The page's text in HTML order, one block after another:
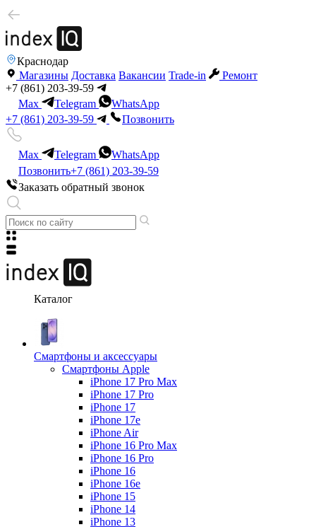
Краснодар
Магазины Доставка Вакансии Trade-in
Ремонт
+7 (861) 203-39-59
Max
Telegram
WhatsApp
+7 (861) 203-39-59
Позвонить
Max Telegram
WhatsApp
Позвонить+7 (861) 203-39-59
Заказать обратный звонок
Каталог
Смартфоны и аксессуары
Смартфоны Apple
iPhone 17 Pro Max
iPhone 17 Pro
iPhone 17
iPhone 17e
iPhone Air
iPhone 16 Pro Max
iPhone 16 Pro
iPhone 16
iPhone 16e
iPhone 15
iPhone 14
iPhone 13